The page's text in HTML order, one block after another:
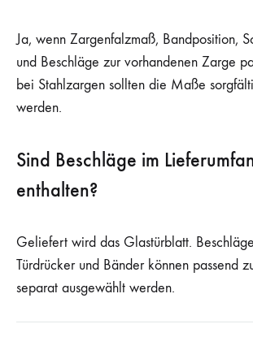
Ja, wenn Zargenfalzmaß, Bandposition,
und Beschläge zur vorhandenen Zarge
bei Stahlzargen sollten die Maße
werden.
Sind Beschläge im
enthalten?
Geliefert wird das Glastürblatt.
Türdrücker und Bänder können passend
separat ausgewählt werden.